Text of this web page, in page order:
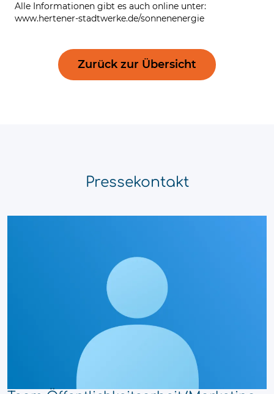
Alle Informationen gibt es auch online unter:
www.hertener-stadtwerke.de/sonnenenergie
Zurück zur Übersicht
Pressekontakt